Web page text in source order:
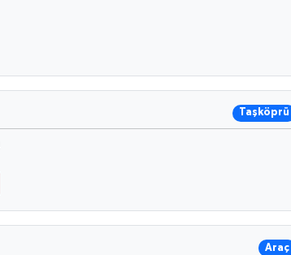
Taşköprü
Araç